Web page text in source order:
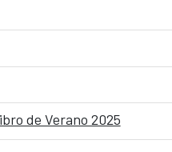
de Verano 2025